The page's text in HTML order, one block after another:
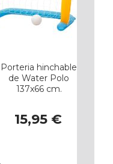
Porteria hinchable
de Water Polo
137x66 cm.
15,95 €
Añadir